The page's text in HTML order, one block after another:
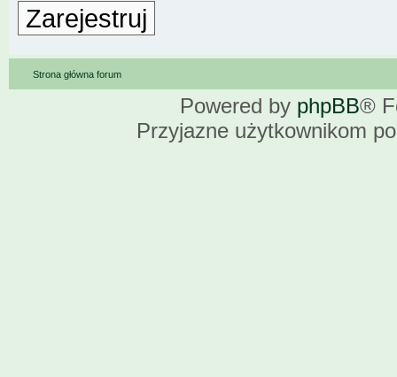
Zarejestruj
Strona główna forum
Powered by phpBB®
Przyjazne użytkownikom